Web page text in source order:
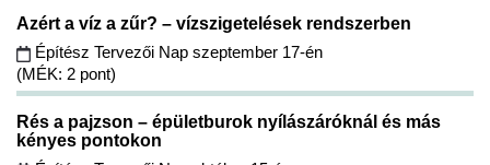
Azért a víz a zűr? – vízszigetelések rendszerben
Építész Tervezői Nap szeptember 17-én
(MÉK: 2 pont)
Rés a pajzson – épületburok nyílászáróknál és más
kényes pontokon